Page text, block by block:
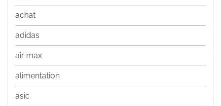
achat
adidas
air max
alimentation
asic